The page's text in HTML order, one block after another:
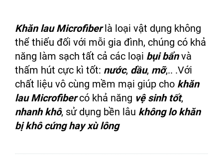
Khăn lau Microfiberlà loại vật dụng không
thể thiếu đối với mỗi gia đình, chúng có khả
năng làm sạch tất cả các loại bụi bẩnvà
thấm hút cực kì tốt: nước, dầu, mỡ,.. .Với
chất liệu vô cùng mềm mại giúp cho khăn
lau Microfibercó khả năng vệ sinh tốt,
nhanh khô, sử dụng bền lâu không lo khăn
bị khô cứng hay xù lông